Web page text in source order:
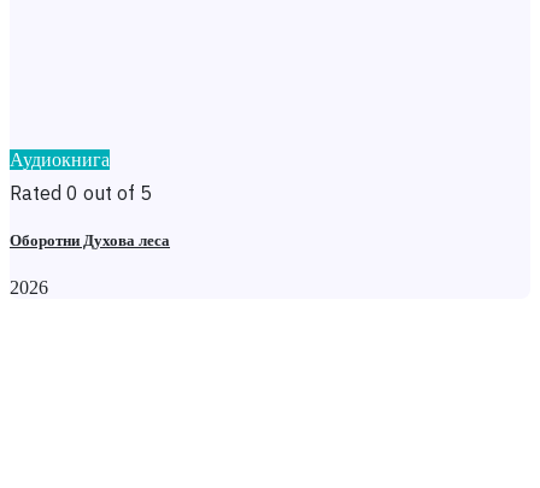
Аудиокнига
Rated 0 out of 5
Оборотни Духова леса
2026